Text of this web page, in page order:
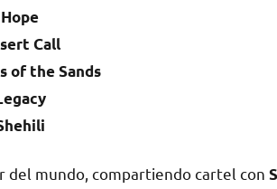
Hope
Call
of the Sands
mundo, compartiendo cartel con